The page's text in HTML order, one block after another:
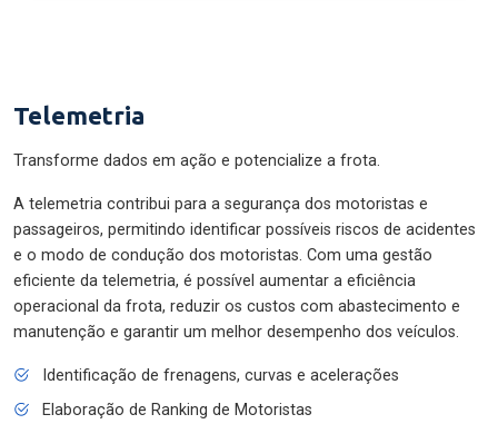
Telemetria
Transforme dados em ação e potencialize a frota.
A telemetria contribui para a segurança dos motoristas e
passageiros, permitindo identificar possíveis riscos de acidentes
e o modo de condução dos motoristas. Com uma gestão
eficiente da telemetria, é possível aumentar a eficiência
operacional da frota, reduzir os custos com abastecimento e
manutenção e garantir um melhor desempenho dos veículos.
Identificação de frenagens, curvas e acelerações
Elaboração de Ranking de Motoristas